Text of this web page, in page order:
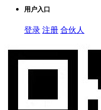
用户入口
登录 注册 合伙人